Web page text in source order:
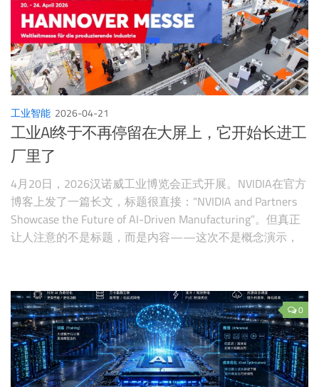
工业智能 2026-04-21
工业AI终于不再停留在大屏上，它开始长进工
厂里了
4月20日，2026汉诺威工业博览会正式开展。NVIDIA在官方
博客上发了一篇长文，标题很直接：“NVIDIA and Partners
Showcase the Future of AI-Driven Manufacturing”。但真正
让人注意的不是标题，而是内容——这次不是概念演示，
丰田产线上监控生产节拍，数字孪生帮Krones把仿真时间从
4小时压到5分钟。工业AI终于从大屏上走下来了。
0